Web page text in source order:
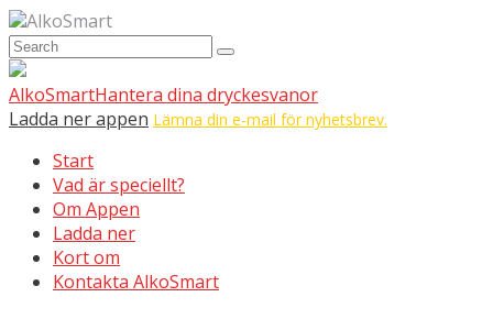
AlkoSmart
AlkoSmartHantera dina dryckesvanor
Ladda ner appen Lämna din e-mail för nyhetsbrev.
Start
Vad är speciellt?
Om Appen
Ladda ner
Kort om
Kontakta AlkoSmart